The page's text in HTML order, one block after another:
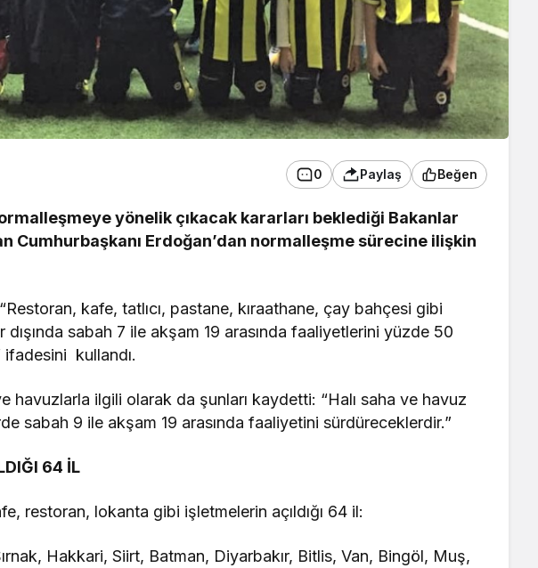
0 Paylaş Beğen
yönelik çıkacak kararları beklediği Bakanlar
Cumhurbaşkanı Erdoğan’dan normalleşme sürecine ilişkin
kafe, tatlıcı, pastane, kıraathane, çay bahçesi gibi
sabah 7 ile akşam 19 arasında faaliyetlerini yüzde 50
ifadesini kullandı.
havuzlarla ilgili olarak da şunları kaydetti: “Halı saha ve havuz
sabah 9 ile akşam 19 arasında faaliyetini sürdüreceklerdir.”
64 İL
restoran, lokanta gibi işletmelerin açıldığı 64 il:
Hakkari, Siirt, Batman, Diyarbakır, Bitlis, Van, Bingöl, Muş,